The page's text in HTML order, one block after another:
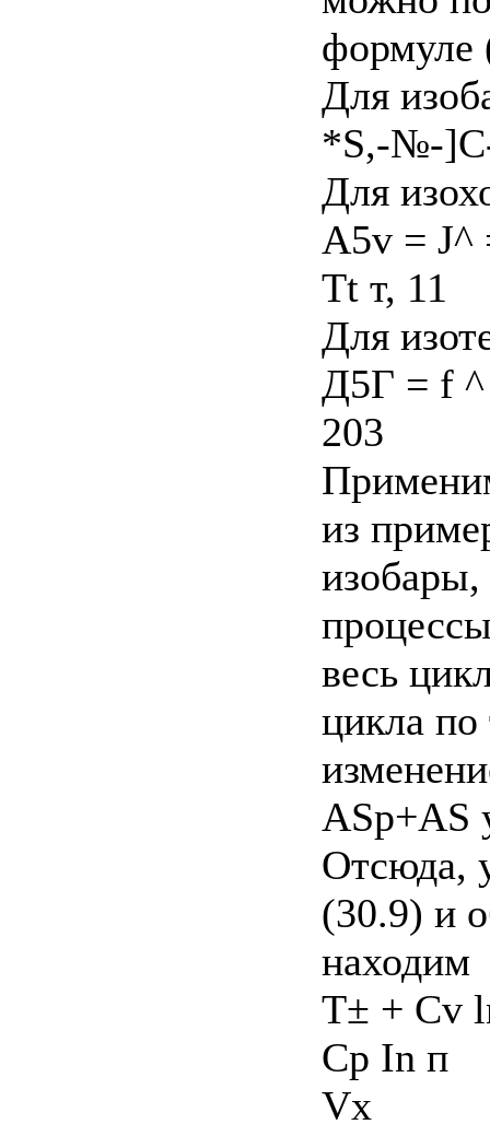
формуле
Для
*S,-№-
Для
A5v = J^
Tt т, 11
Для
Д5Г = f
203
из
весь
цикла по
ASp+AS
Отсюда,
(30.9) и
находим
T± + Cv
Ср In п
Vx